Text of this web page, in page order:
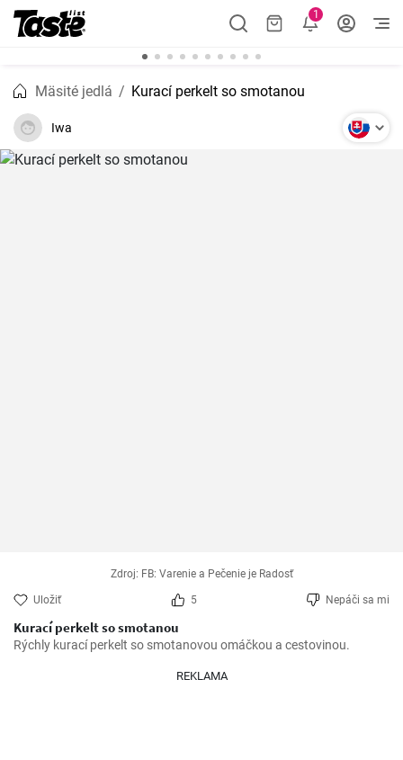
1
Mäsité jedlá Kurací perkelt so smotanou
Iwa
Zdroj: FB: Varenie a Pečenie je Radosť
Uložiť 5 Nepáči sa mi
Kurací perkelt so smotanou
Rýchly kurací perkelt so smotanovou omáčkou a cestovinou.
REKLAMA